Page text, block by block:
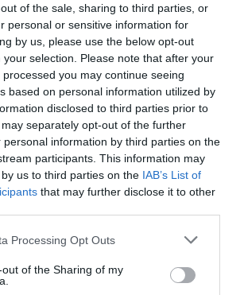
of the sale, sharing to third parties, or
personal or sensitive information for
by us, please use the below opt-out
selection. Please note that after your
you may continue seeing
based on personal information utilized by
disclosed to third parties prior to
separately opt-out of the further
personal information by third parties on the
participants. This information may
us to third parties on the IAB’s List of
that may further disclose it to other
Processing Opt Outs
of the Sharing of my
ITALIA
Badante 2026: informații
înscrieri și participare
ASOCIAŢII